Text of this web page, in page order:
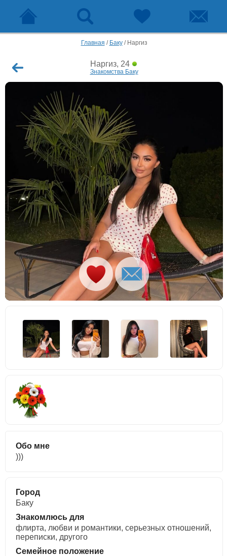
Главная / Баку/ Наргиз
Наргиз, 24
Знакомства Баку
Обо мне
)))
Город
Баку
Знакомлюсь для
флирта, любви и романтики, cерьезных отношений,
переписки, другого
Семейное положение